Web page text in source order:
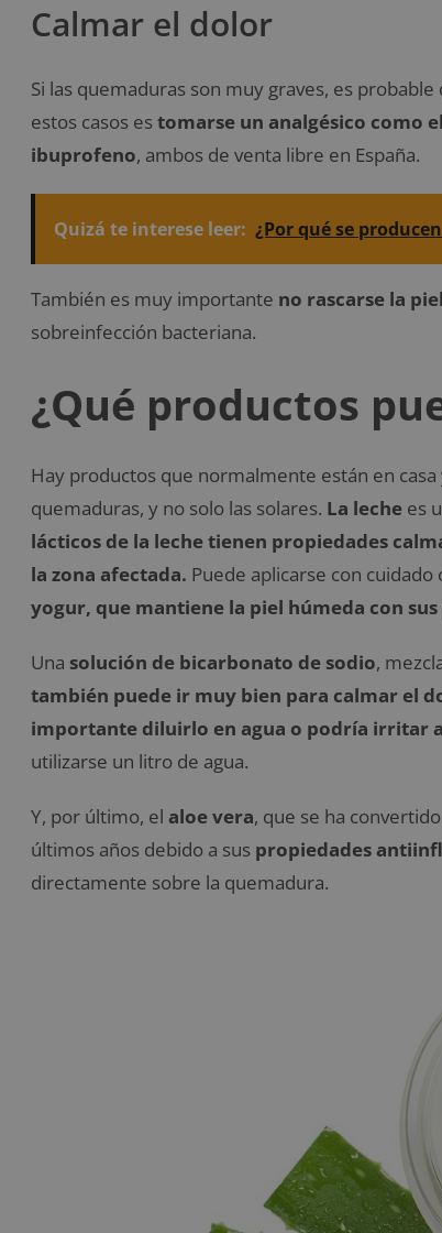
Calmar el dolor
Si las quemaduras son muy graves, es
estos casos estomarse un analgésico como
ibuprofeno, ambos de venta libre en España.
Quizá te interese leer: ¿Por qué se
También es muy importante no rascarse la piel
sobreinfección bacteriana.
¿Qué productos
Hay productos que normalmente están en
quemaduras, y no solo las solares. La leche es
lácticos de la leche tienen propiedades
la zona afectada. Puede aplicarse con
yogur, que mantiene la piel húmeda con
Una solución de bicarbonato de sodio,
también puede ir muy bien para calmar el
importante diluirlo en agua o podría irritar
utilizarse un litro de agua.
Y, por último, el aloe vera, que se ha
últimos años debido a sus propiedades
directamente sobre la quemadura.